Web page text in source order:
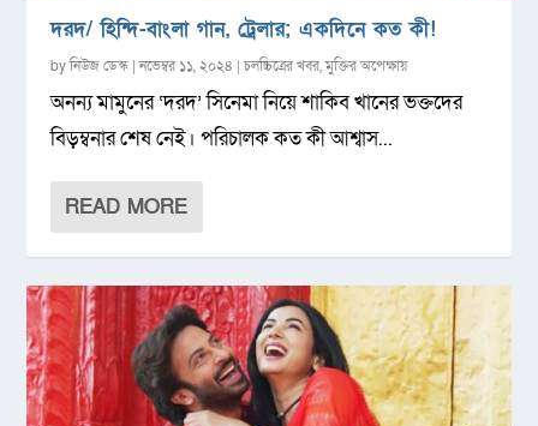
দরদ/ হিন্দি-বাংলা গান, ট্রেলার; একদিনে কত কী!
byনিউজ ডেস্ক |নভেম্বর ১১, ২০২৪ |চলচ্চিত্রের খবর,মুক্তির অপেক্ষায়
অনন্য মামুনের ‘দরদ’ সিনেমা নিয়ে শাকিব খানের ভক্তদের
বিড়ম্বনার শেষ নেই। পরিচালক কত কী আশ্বাস...
READ MORE